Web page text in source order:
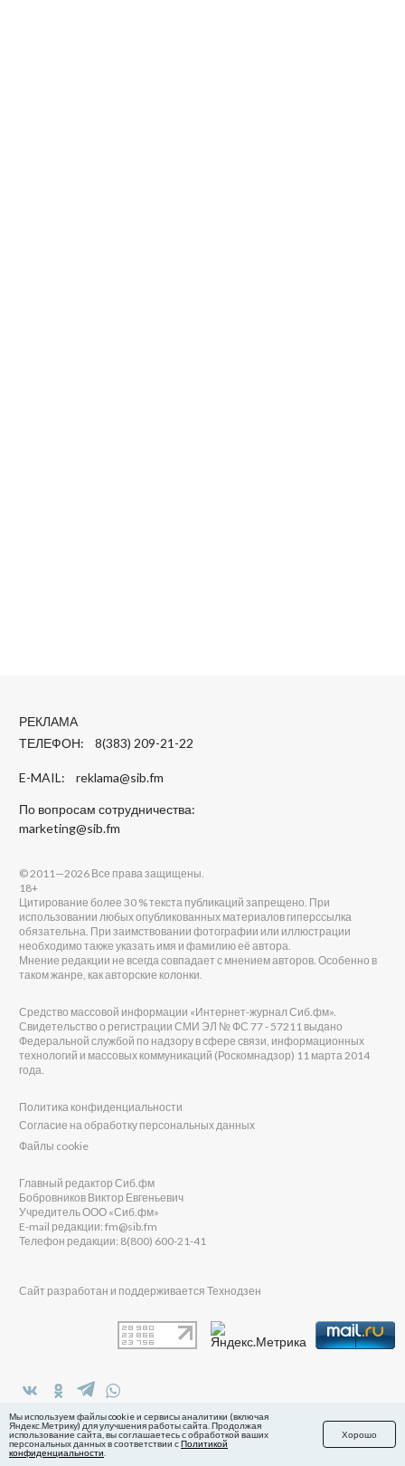
РЕКЛАМА
ТЕЛЕФОН: 8(383) 209-21-22
E-MAIL: reklama@sib.fm
По вопросам сотрудничества:
marketing@sib.fm
в Яндекс.Дзен
© 2011—2026 Все права защищены.
18+
Цитирование более 30 % текста публикаций запрещено. При
использовании любых опубликованных материалов гиперссылка
обязательна. При заимствовании фотографии или иллюстрации
необходимо также указать имя и фамилию её автора.
Мнение редакции не всегда совпадает с мнением авторов. Особенно в
таком жанре, как авторские колонки.
Средство массовой информации «Интернет-журнал Сиб.фм».
Свидетельство о регистрации СМИ ЭЛ № ФС 77 - 57211 выдано
Федеральной службой по надзору в сфере связи, информационных
технологий и массовых коммуникаций (Роскомнадзор) 11 марта 2014
года.
Политика конфиденциальности
Согласие на обработку персональных данных
Файлы cookie
Главный редактор Сиб.фм
Бобровников Виктор Евгеньевич
Учредитель ООО «Сиб.фм»
E-mail редакции: fm@sib.fm
Телефон редакции: 8(800) 600-21-41
Сайт разработан и поддерживается Технодзен
Мы используем файлы cookie и сервисы аналитики (включая
Яндекс.Метрику) для улучшения работы сайта. Продолжая
использование сайта, вы соглашаетесь с обработкой ваших
персональных данных в соответствии сПолитикой
конфиденциальности
Хорошо